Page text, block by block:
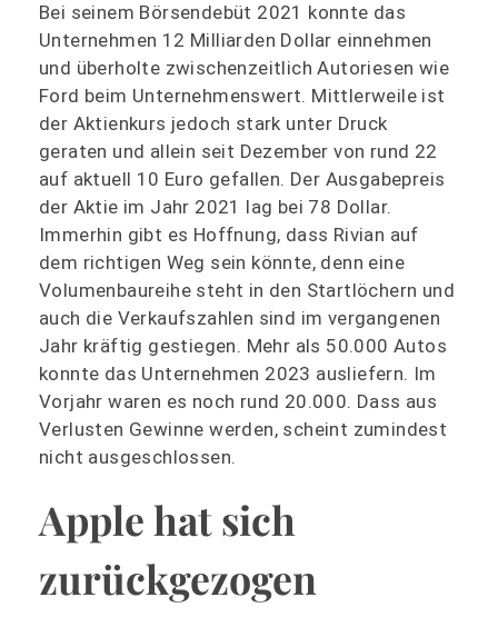
Bei seinem Börsendebüt 2021 konnte das
Unternehmen 12 Milliarden Dollar einnehmen
und überholte zwischenzeitlich Autoriesen wie
Ford beim Unternehmenswert. Mittlerweile ist
der Aktienkurs jedoch stark unter Druck
geraten und allein seit Dezember von rund 22
auf aktuell 10 Euro gefallen. Der Ausgabepreis
der Aktie im Jahr 2021 lag bei 78 Dollar.
Immerhin gibt es Hoffnung, dass Rivian auf
dem richtigen Weg sein könnte, denn eine
Volumenbaureihe steht in den Startlöchern und
auch die Verkaufszahlen sind im vergangenen
Jahr kräftig gestiegen. Mehr als 50.000 Autos
konnte das Unternehmen 2023 ausliefern. Im
Vorjahr waren es noch rund 20.000. Dass aus
Verlusten Gewinne werden, scheint zumindest
nicht ausgeschlossen.
Apple hat sich
zurückgezogen